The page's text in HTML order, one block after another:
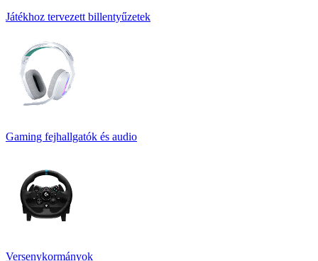
Játékhoz tervezett billentyűzetek
Gaming fejhallgatók és audio
Versenykormányok